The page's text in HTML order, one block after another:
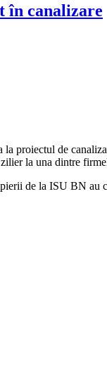
în canalizare
proiectul de
la una dintre
de la ISU BN au